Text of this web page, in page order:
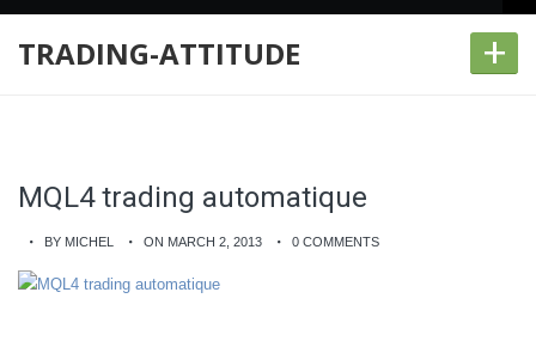
TRADING-ATTITUDE +
MQL4 trading automatique
BY MICHEL ON MARCH 2, 2013 0 COMMENTS